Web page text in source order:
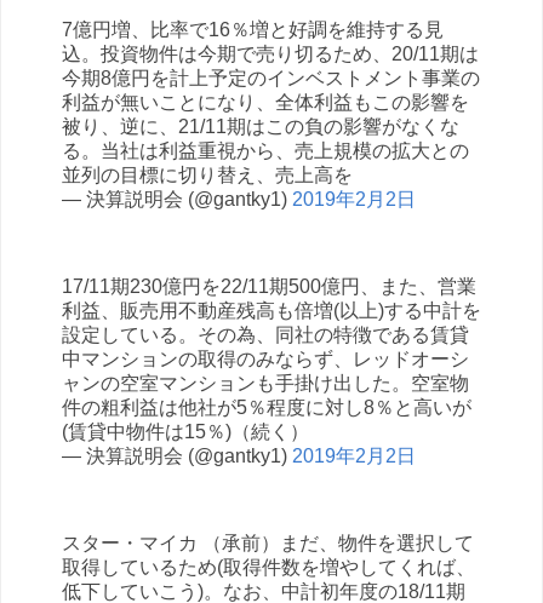
7億円増、比率で16％増と好調を維持する見
込。投資物件は今期で売り切るため、20/11期は
今期8億円を計上予定のインベストメント事業の
利益が無いことになり、全体利益もこの影響を
被り、逆に、21/11期はこの負の影響がなくな
る。当社は利益重視から、売上規模の拡大との
並列の目標に切り替え、売上高を
— 決算説明会 (@gantky1) 2019年2月2日
17/11期230億円を22/11期500億円、また、営業
利益、販売用不動産残高も倍増(以上)する中計を
設定している。その為、同社の特徴である賃貸
中マンションの取得のみならず、レッドオーシ
ャンの空室マンションも手掛け出した。空室物
件の粗利益は他社が5％程度に対し8％と高いが
(賃貸中物件は15％)（続く）
— 決算説明会 (@gantky1) 2019年2月2日
スター・マイカ （承前）まだ、物件を選択して
取得しているため(取得件数を増やしてくれば、
低下していこう)。なお、中計初年度の18/11期